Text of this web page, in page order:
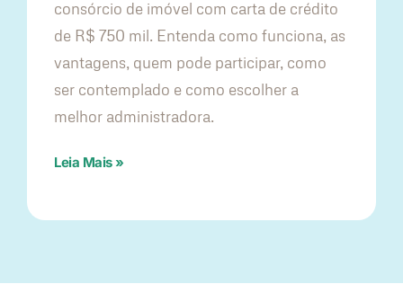
consórcio de imóvel com carta de crédito
de R$ 750 mil. Entenda como funciona, as
vantagens, quem pode participar, como
ser contemplado e como escolher a
melhor administradora.
Leia Mais »